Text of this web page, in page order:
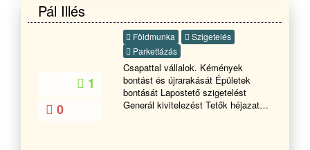
Pál Illés
1
0
Földmunka
Szigetelés
Parkettázás
Csapattal vállalok. Kémények
bontást és újrarakását Épületek
bontását Lapostető szigetelést
Generál kivitelezést Tetők héjazat